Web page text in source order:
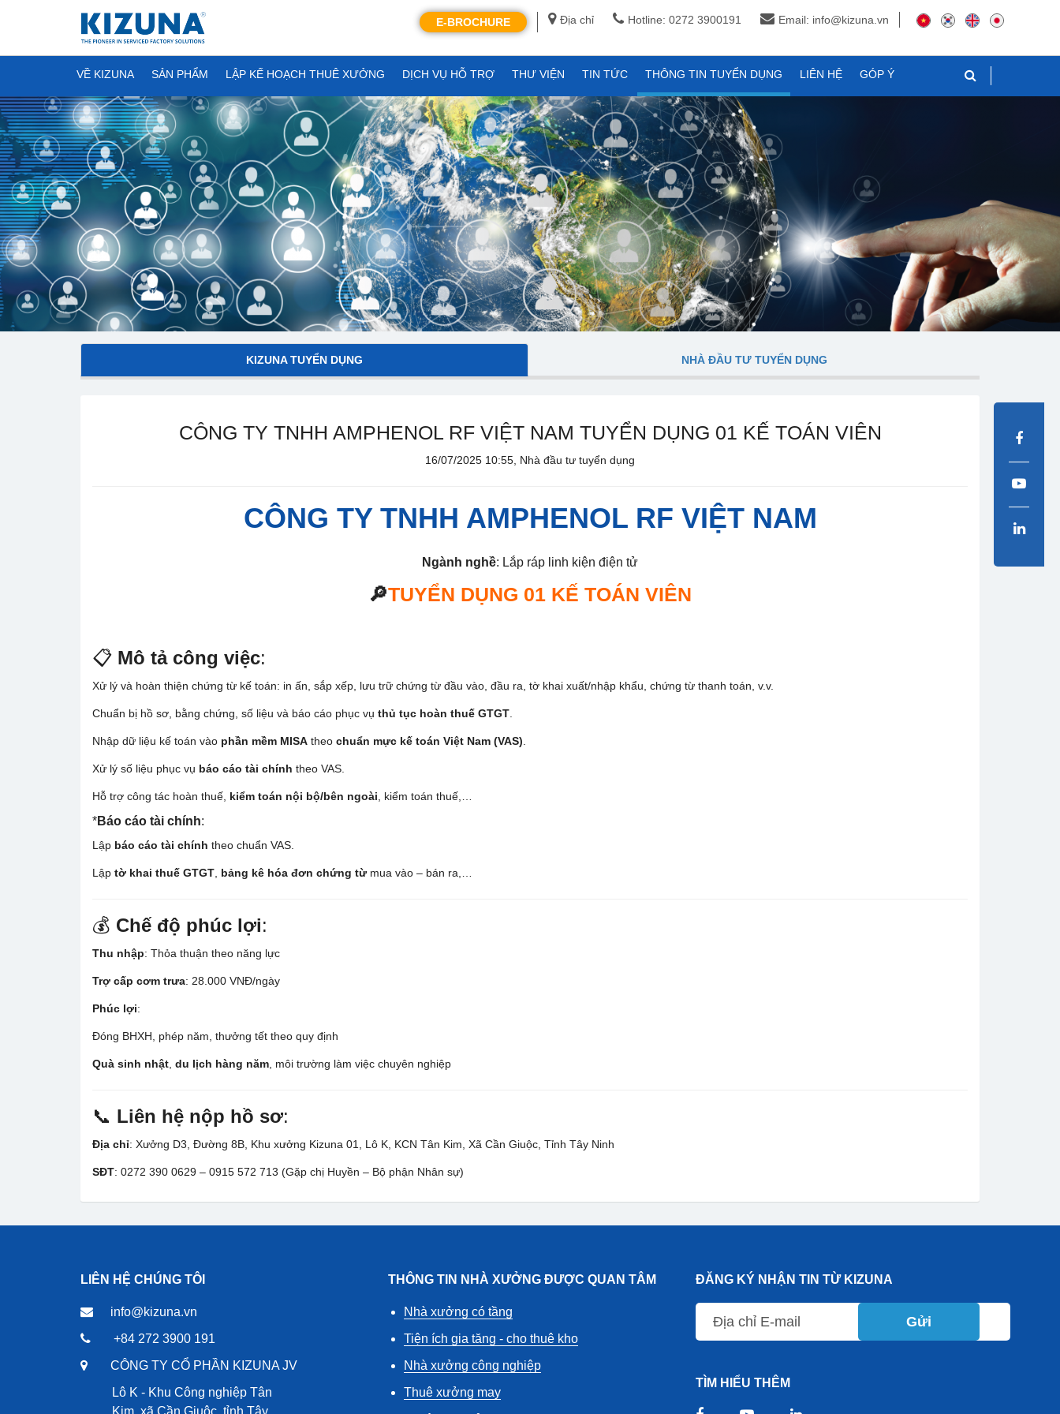
Địa chỉ Hotline: 0272 3900191 Email: info@kizuna.vn
E-BROCHURE
VỀ KIZUNA SẢN PHẨM LẬP KẾ HOẠCH THUÊ XƯỞNG DỊCH VỤ HỖ TRỢ THƯ VIỆN TIN TỨC THÔNG TIN TUYỂN DỤNG LIÊN HỆ GÓP Ý
KIZUNA TUYỂN DỤNG NHÀ ĐẦU TƯ TUYỂN DỤNG
CÔNG TY TNHH AMPHENOL RF VIỆT NAM TUYỂN DỤNG 01 KẾ TOÁN VIÊN
16/07/2025 10:55, Nhà đầu tư tuyển dụng
CÔNG TY TNHH AMPHENOL RF VIỆT NAM
Ngành nghề: Lắp ráp linh kiện điện tử
🔎TUYỂN DỤNG 01 KẾ TOÁN VIÊN
📋 Mô tả công việc:
Xử lý và hoàn thiện chứng từ kế toán: in ấn, sắp xếp, lưu trữ chứng từ đầu vào, đầu ra, tờ khai xuất/nhập khẩu, chứng từ thanh toán, v.v.
Chuẩn bị hồ sơ, bằng chứng, số liệu và báo cáo phục vụ thủ tục hoàn thuế GTGT
Nhập dữ liệu kế toán vào phần mềm MISA theo chuẩn mực kế toán Việt Nam (VAS)
Xử lý số liệu phục vụ báo cáo tài chính theo VAS.
Hỗ trợ công tác hoàn thuế, kiểm toán nội bộ/bên ngoài , kiểm toán thuế,…
*Báo cáo tài chính:
Lập báo cáo tài chính theo chuẩn VAS.
Lập tờ khai thuế GTGT bảng kê hóa đơn chứng từmua vào – bán ra,…
💰 Chế độ phúc lợi:
Thu nhập: Thỏa thuận theo năng lực
Trợ cấp cơm trưa: 28.000 VNĐ/ngày
Phúc lợi:
Đóng BHXH, phép năm, thưởng tết theo quy định
Quà sinh nhật du lịch hàng năm , môi trường làm việc chuyên nghiệp
📞 Liên hệ nộp hồ sơ:
Địa chỉ: Xưởng D3, Đường 8B, Khu xưởng Kizuna 01, Lô K, KCN Tân Kim, Xã Cần Giuộc, Tỉnh Tây Ninh
SĐT: 0272 390 0629 – 0915 572 713 (Gặp chị Huyền – Bộ phận Nhân sự)
LIÊN HỆ CHÚNG TÔI
info@kizuna.vn
+84 272 3900 191
CÔNG TY CỔ PHẦN KIZUNA JV
Lô K - Khu Công nghiệp Tân
Kim, xã Cần Giuộc, tỉnh Tây
THÔNG TIN NHÀ XƯỞNG ĐƯỢC QUAN TÂM
Nhà xưởng có tầng
Tiện ích gia tăng - cho thuê kho
Nhà xưởng công nghiệp
Thuê xưởng may
ĐĂNG KÝ NHẬN TIN TỪ KIZUNA
Gửi
TÌM HIỂU THÊM